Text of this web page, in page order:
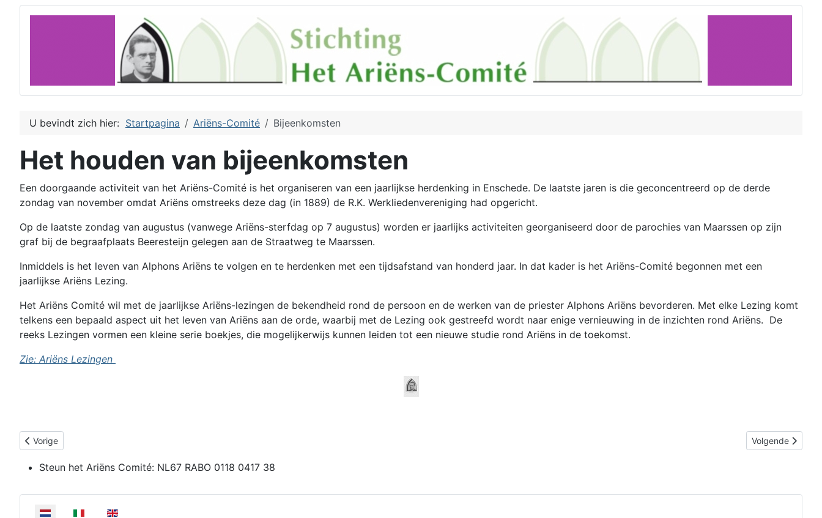
Selecteer de taal
U bevindt zich hier: Startpagina Ariëns-Comité Bijeenkomsten
Het houden van bijeenkomsten
Een doorgaande activiteit van het Ariëns-Comité is het organiseren van een jaarlijkse herdenking in Enschede. De laatste jaren is die geconcentreerd op de derde
zondag van november omdat Ariëns omstreeks deze dag (in 1889) de R.K. Werkliedenvereniging had opgericht.
Op de laatste zondag van augustus (vanwege Ariëns-sterfdag op 7 augustus) worden er jaarlijks activiteiten georganiseerd door de parochies van Maarssen op zijn
graf bij de begraafplaats Beeresteijn gelegen aan de Straatweg te Maarssen.
Inmiddels is het leven van Alphons Ariëns te volgen en te herdenken met een tijdsafstand van honderd jaar. In dat kader is het Ariëns-Comité begonnen met een
jaarlijkse Ariëns Lezing.
Het Ariëns Comité wil met de jaarlijkse Ariëns-lezingen de bekendheid rond de persoon en de werken van de priester Alphons Ariëns bevorderen. Met elke Lezing komt
telkens een bepaald aspect uit het leven van Ariëns aan de orde, waarbij met de Lezing ook gestreefd wordt naar enige vernieuwing in de inzichten rond Ariëns. De
reeks Lezingen vormen een kleine serie boekjes, die mogelijkerwijs kunnen leiden tot een nieuwe studie rond Ariëns in de toekomst.
Zie: Ariëns Lezingen
Vorig artikel: Donaties / Donateur worden?
Vorige Volgende artikel:
Volgende
Steun het Ariëns Comité: NL67 RABO 0118 0417 38